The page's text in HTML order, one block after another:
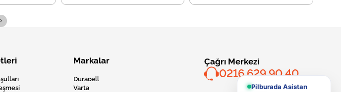
›
Markalar
Duracell
Varta
Çağrı Merkezi
0216 629 90 40
Pilburada Asistan